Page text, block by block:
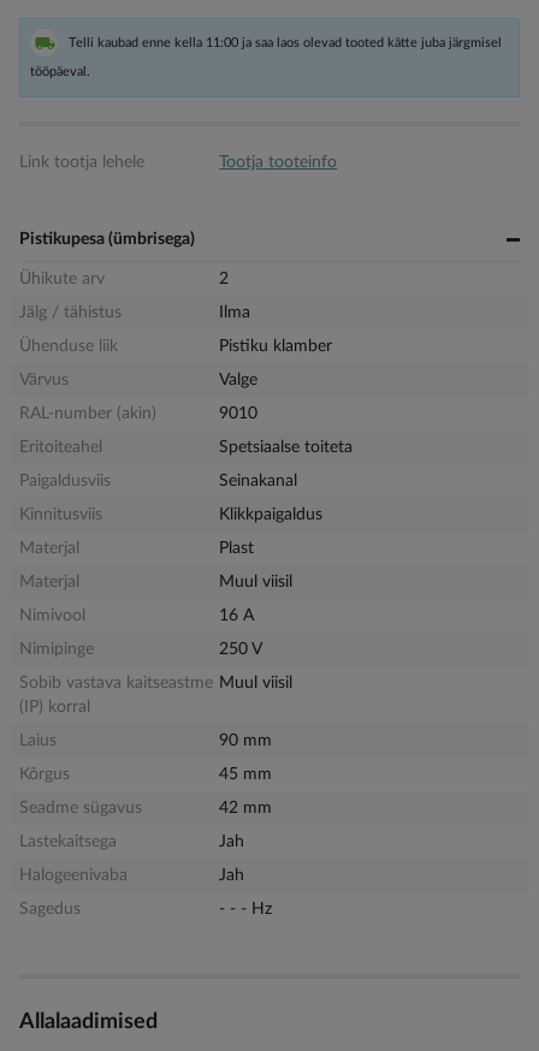
Telli kaubad enne kella 11:00 ja saa laos olevad tooted kätte juba järgmisel
tööpäeval.
Link tootja lehele Tootja tooteinfo
Pistikupesa (ümbrisega)
Ühikute arv
2
Jälg / tähistus
Ilma
Ühenduse liik
Pistiku klamber
Värvus
Valge
RAL-number (akin)
9010
Eritoiteahel
Spetsiaalse toiteta
Paigaldusviis
Seinakanal
Kinnitusviis
Klikkpaigaldus
Materjal
Plast
Materjal
Muul viisil
Nimivool
16 A
Nimipinge
250 V
Sobib vastava kaitseastme
(IP) korral
Muul viisil
Laius
90 mm
Kõrgus
45 mm
Seadme sügavus
42 mm
Lastekaitsega
Jah
Halogeenivaba
Jah
Sagedus
- - - Hz
Allalaadimised